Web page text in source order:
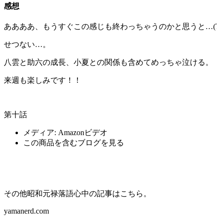
感想
ああああ、もうすぐこの感じも終わっちゃうのかと思うと
せつない…。
八雲と助六の成長、小夏との関係も含めてめっちゃ泣ける。
来週も楽しみです！！
第十話
メディア: Amazonビデオ
この商品を含むブログを見る
その他昭和元禄落語心中の記事はこちら。
yamanerd.com